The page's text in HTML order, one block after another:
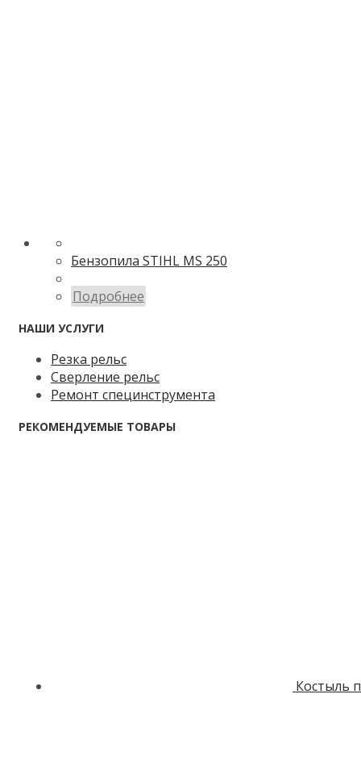
Бензопила STIHL MS 250
Подробнее
НАШИ УСЛУГИ
Резка рельс
Сверление рельс
Ремонт специнструмента
РЕКОМЕНДУЕМЫЕ ТОВАРЫ
Костыль